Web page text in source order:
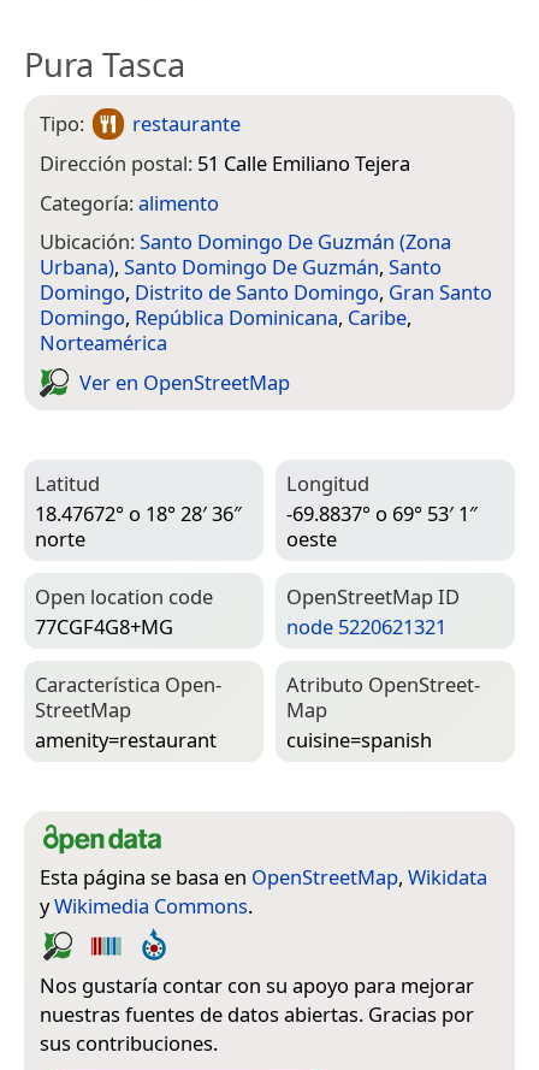
Pura Tasca
Tipo:
restaurante
Dirección postal: 51 Calle Emiliano Tejera
Categoría:alimento
Ubicación:Santo Domingo De Guzmán (Zona
Urbana), Santo Domingo De Guzmán, Santo
Domingo, Distrito de Santo Domingo, Gran Santo
Domingo, República Dominicana, Caribe,
Norteamérica
Ver en Open­Street­Map
Latitud
18.47672° o 18° 28′ 36″
norte
Longitud
-69.8837° o 69° 53′ 1″
oeste
Open location code
77CGF4G8+MG
Open­Street­Map ID
node 5220621321
Característica Open­
Street­Map
amenity=­restaurant
Atributo Open­Street­
Map
cuisine=­spanish
Esta página se basa en OpenStreetMap, Wikidata
yWikimedia Commons.
Nos gustaría contar con su apoyo para mejorar
nuestras fuentes de datos abiertas. Gracias por
sus contribuciones.